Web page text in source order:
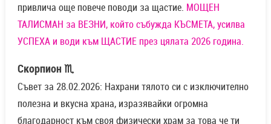
привлича още повече поводи за щастие. МОЩЕН
ТАЛИСМАН за ВЕЗНИ, който събужда КЪСМЕТА, усилва
УСПЕХА и води към ЩАСТИЕ през цялата 2026 година.
Скорпион ♏
Съвет за 28.02.2026: Нахрани тялото си с изключително
полезна и вкусна храна, изразявайки огромна
благодарност към своя физически храм за това че ти